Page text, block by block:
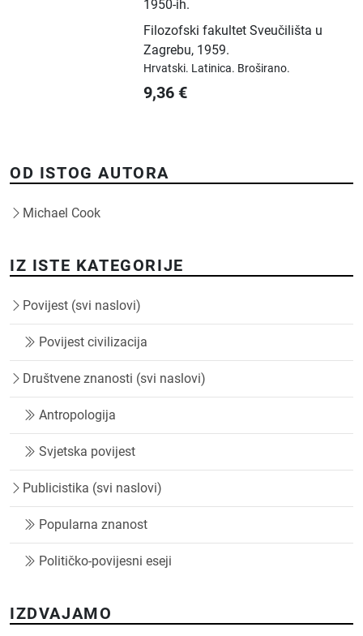
1950-ih.
Filozofski fakultet Sveučilišta u
Zagrebu, 1959.
Hrvatski. Latinica. Broširano.
9,36 €
OD ISTOG AUTORA
Michael Cook
IZ ISTE KATEGORIJE
Povijest (svi naslovi)
Povijest civilizacija
Društvene znanosti (svi naslovi)
Antropologija
Svjetska povijest
Publicistika (svi naslovi)
Popularna znanost
Političko-povijesni eseji
IZDVAJAMO